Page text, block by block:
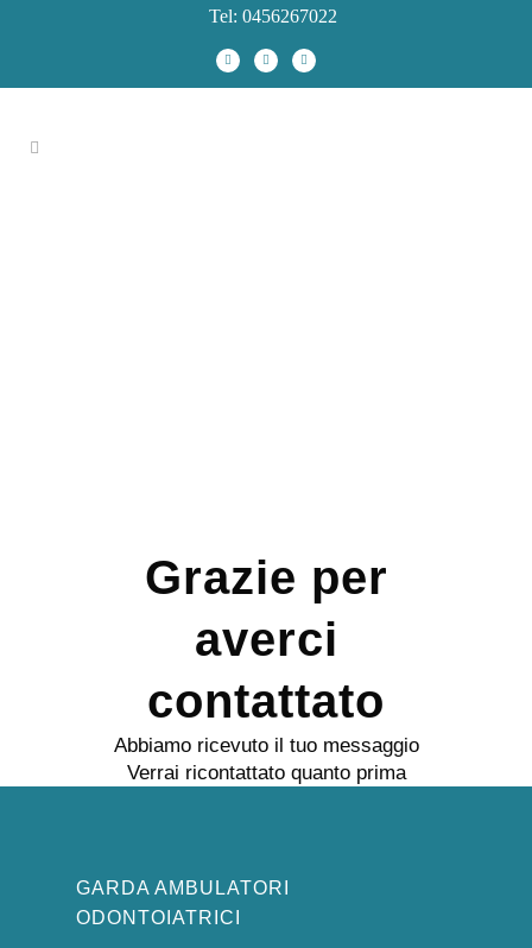
Tel: 0456267022
Grazie per
averci
contattato
Abbiamo ricevuto il tuo messaggio
Verrai ricontattato quanto prima
GARDA AMBULATORI
ODONTOIATRICI